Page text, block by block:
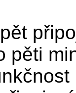
pěti